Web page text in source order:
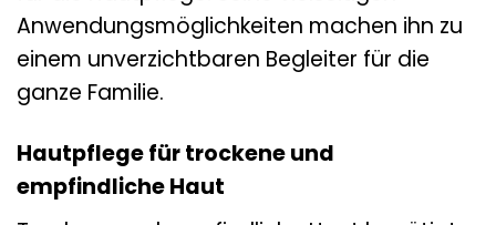
Anwendungsmöglichkeiten machen ihn zu
einem unverzichtbaren Begleiter für die
ganze Familie.
Hautpflege für trockene und
empfindliche Haut